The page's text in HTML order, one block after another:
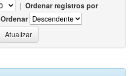
| Ordenar registros por
Ordenar